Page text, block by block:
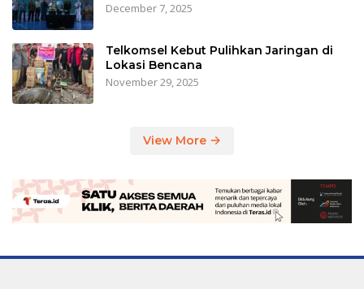
December 7, 2025
Telkomsel Kebut Pulihkan Jaringan di
Lokasi Bencana
November 29, 2025
View More